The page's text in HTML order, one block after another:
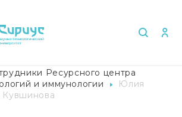
Ресурсного центра
и иммунологии
Юлия
Кувшинова